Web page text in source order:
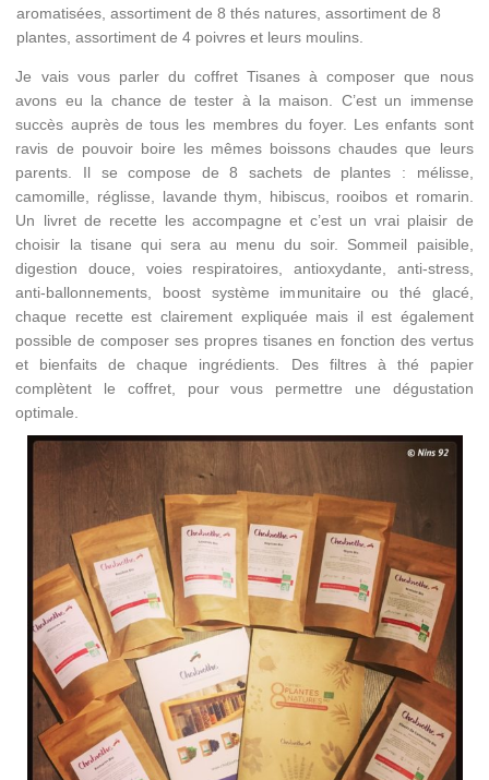
aromatisées, assortiment de 8 thés natures, assortiment de 8
plantes, assortiment de 4 poivres et leurs moulins.
Je vais vous parler du coffret Tisanes à composer que nous
avons eu la chance de tester à la maison. C’est un immense
succès auprès de tous les membres du foyer. Les enfants sont
ravis de pouvoir boire les mêmes boissons chaudes que leurs
parents. Il se compose de 8 sachets de plantes : mélisse,
camomille, réglisse, lavande thym, hibiscus, rooibos et romarin.
Un livret de recette les accompagne et c’est un vrai plaisir de
choisir la tisane qui sera au menu du soir. Sommeil paisible,
digestion douce, voies respiratoires, antioxydante, anti-stress,
anti-ballonnements, boost système immunitaire ou thé glacé,
chaque recette est clairement expliquée mais il est également
possible de composer ses propres tisanes en fonction des vertus
et bienfaits de chaque ingrédients. Des filtres à thé papier
complètent le coffret, pour vous permettre une dégustation
optimale.